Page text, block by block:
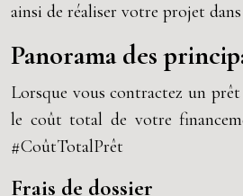
ainsi de réaliser votre projet
Panorama des
Lorsque vous contractez un
le coût total de votre
#CoûtTotalPrêt
Frais de dossier